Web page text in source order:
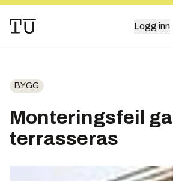
Logg inn
BYGG
Monteringsfeil ga
terrasseras